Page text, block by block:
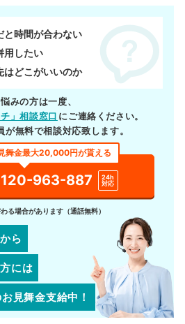
と時間が合わない
用したい
はどこがいいのか
みの方は一度、
」相談窓口 にご連絡ください。
が無料で相談対応致します。
舞金最大20,000円が貰える
963-887
24h
対応
る場合があります（通話無料）
ら
には
見舞金支給中！